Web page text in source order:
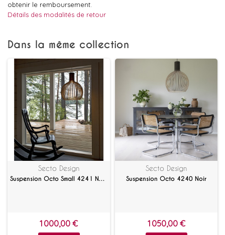
obtenir le remboursement.
Détails des modalités de retour
Dans la même collection
Secto Design
Suspension Octo Small 4241 Noyer
1 000,00 €
Secto Design
Suspension Octo 4240 Noir
1 050,00 €